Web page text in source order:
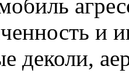
и
деколи,